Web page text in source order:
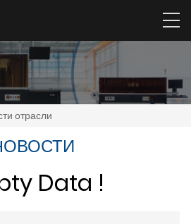
отрасли
Data !